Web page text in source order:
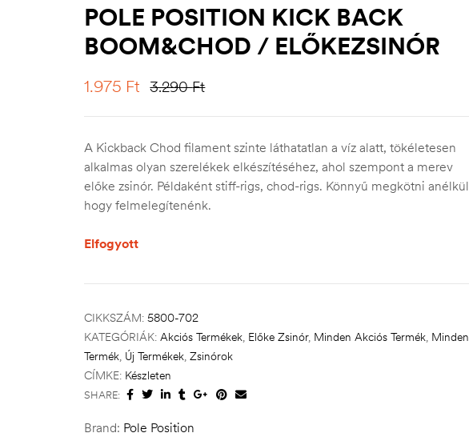
POLE POSITION KICK BACK
BOOM&CHOD / ELŐKEZSINÓR
3.290Ft
1.975 Ft
A Kickback Chod filament szinte láthatatlan a víz alatt, tökéletesen
alkalmas olyan szerelékek elkészítéséhez, ahol szempont a merev
előke zsinór. Példaként stiff-rigs, chod-rigs. Könnyű megkötni anélkül
hogy felmelegítenénk.
Elfogyott
CIKKSZÁM: 5800-702
KATEGÓRIÁK: Akciós Termékek, Előke Zsinór, Minden Akciós Termék, Minden
Termék, Új Termékek, Zsinórok
CÍMKE: Készleten
SHARE:
Brand: Pole Position